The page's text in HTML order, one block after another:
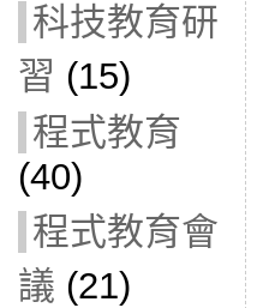
科技教育研
習 (15)
程式教育
(40)
程式教育會
議 (21)